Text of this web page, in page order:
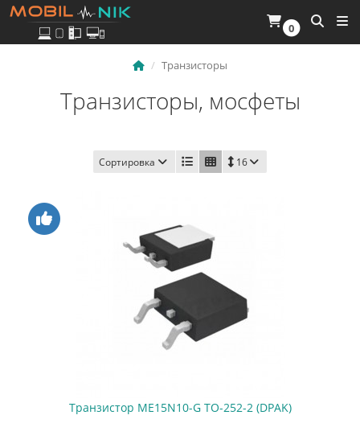
0
Транзисторы
Транзисторы, мосфеты
Сортировка 16
Транзистор ME15N10-G TO-252-2 (DPAK)